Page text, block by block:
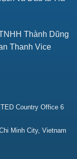
Thành Dũng
Thanh Vice
Country Office 6
Minh City, Vietnam